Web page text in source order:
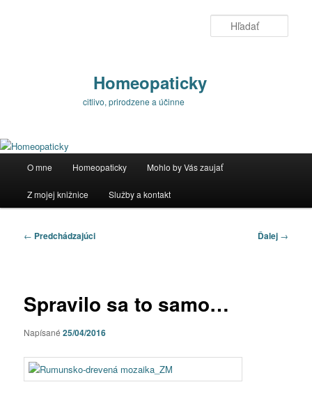
Homeopaticky
citlivo, prirodzene a účinne
O mne Homeopaticky Mohlo by Vás zaujať
Z mojej knižnice Služby a kontakt
Navigácia
← Predchádzajúci Ďalej →
Spravilo sa to samo…
Napísané25/04/2016